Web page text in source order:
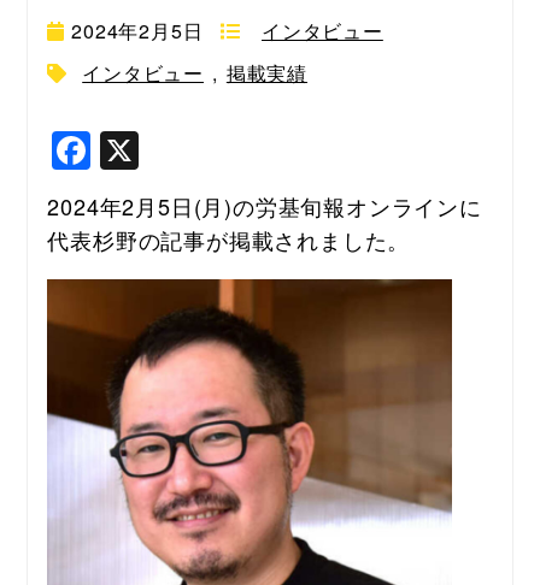
2024年2月5日
インタビュー
インタビュー , 掲載実績
F
a
c
e
o
o
k
2024年2月5日(月)の労基旬報オンラインに
代表杉野の記事が掲載されました。